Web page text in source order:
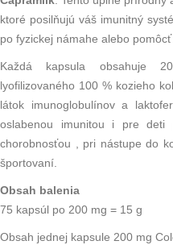
ktoré posilňujú váš imunitný
po fyzickej námahe alebo
Každá kapsula obsahuje
lyofilizovaného 100 % kozieho
látok imunoglobulínov a
oslabenou imunitou i pre deti
chorobnosťou , pri nástupe do
športovaní.
Obsah balenia
75 kapsúl po 200 mg = 15 g
Obsah jednej kapsule 200 mg